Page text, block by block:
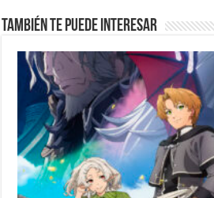
También te puede interesar